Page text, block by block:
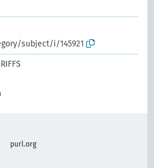
subject/i/145921
purl.org